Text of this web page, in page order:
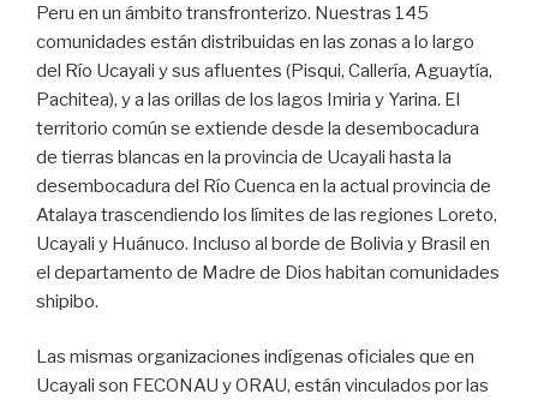
Peru en un ámbito transfronterizo. Nuestras 145
comunidades están distribuidas en las zonas a lo largo
del Río Ucayali y sus afluentes (Pisqui, Callería, Aguaytía,
Pachitea), y a las orillas de los lagos Imiria y Yarina. El
territorio común se extiende desde la desembocadura
de tierras blancas en la provincia de Ucayali hasta la
desembocadura del Río Cuenca en la actual provincia de
Atalaya trascendiendo los límites de las regiones Loreto,
Ucayali y Huánuco. Incluso al borde de Bolivia y Brasil en
el departamento de Madre de Dios habitan comunidades
shipibo.
Las mismas organizaciones indígenas oficiales que en
Ucayali son FECONAU y ORAU, están vinculados por las